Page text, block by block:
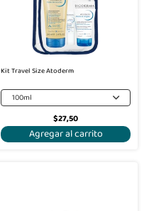
Kit Travel Size Atoderm
100ml
$27,50
Agregar al carrito